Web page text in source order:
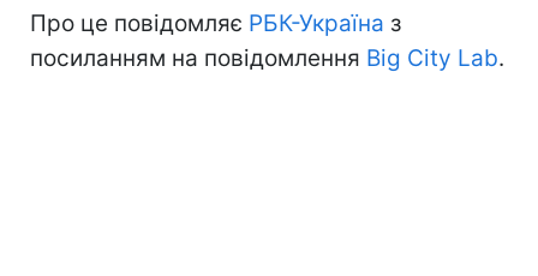
Про це повідомляє РБК-Україна з
посиланням на повідомлення Big City Lab.